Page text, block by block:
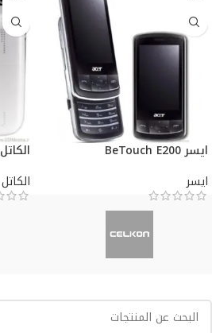
ايسر BeTouch E200
ايسر
الكاتل ELLE GlamPhone
الكاتل